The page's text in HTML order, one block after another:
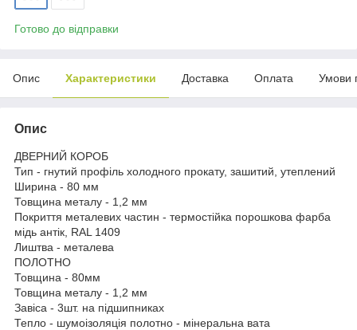
Готово до відправки
Опис Характеристики Доставка Оплата Умови
Опис
ДВЕРНИЙ КОРОБ
Тип - гнутий профіль холодного прокату, зашитий, утеплений
Ширина - 80 мм
Товщина металу - 1,2 мм
Покриття металевих частин - термостійка порошкова фарба
мідь антік, RAL 1409
Лиштва - металева
ПОЛОТНО
Товщина - 80мм
Товщина металу - 1,2 мм
Завіса - 3шт. на підшипниках
Тепло - шумоізоляція полотно - мінеральна вата